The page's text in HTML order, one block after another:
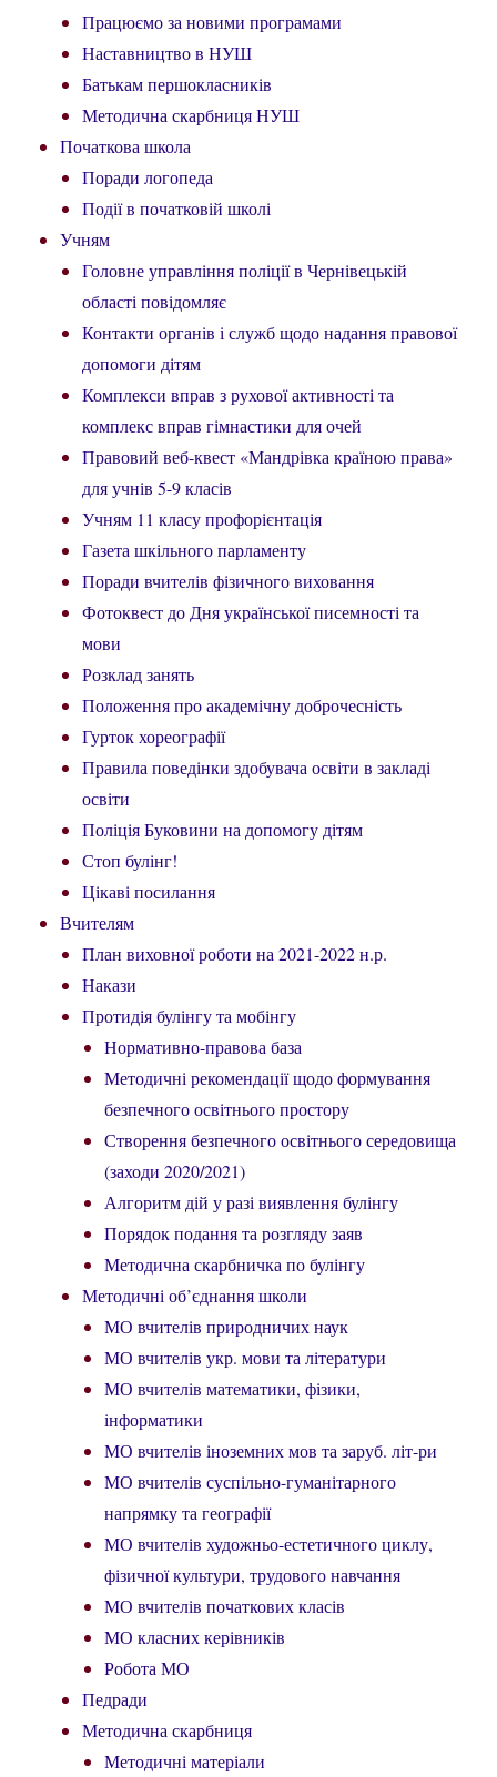
Працюємо за новими програмами
Наставництво в НУШ
Батькам першокласників
Методична скарбниця НУШ
Початкова школа
Поради логопеда
Події в початковій школі
Учням
Головне управління поліції в Чернівецькій
області повідомляє
Контакти органів і служб щодо надання правової
допомоги дітям
Комплекси вправ з рухової активності та
комплекс вправ гімнастики для очей
Правовий веб-квест «Мандрівка країною права»
для учнів 5-9 класів
Учням 11 класу профорієнтація
Газета шкільного парламенту
Поради вчителів фізичного виховання
Фотоквест до Дня української писемності та
мови
Розклад занять
Положення про академічну доброчесність
Гурток хореографії
Правила поведінки здобувача освіти в закладі
освіти
Поліція Буковини на допомогу дітям
Стоп булінг!
Цікаві посилання
Вчителям
План виховної роботи на 2021-2022 н.р.
Накази
Протидія булінгу та мобінгу
Нормативно-правова база
Методичні рекомендації щодо формування
безпечного освітнього простору
Створення безпечного освітнього середовища
(заходи 2020/2021)
Алгоритм дій у разі виявлення булінгу
Порядок подання та розгляду заяв
Методична скарбничка по булінгу
Методичні об’єднання школи
МО вчителів природничих наук
МО вчителів укр. мови та літератури
МО вчителів математики, фізики,
інформатики
МО вчителів іноземних мов та заруб. літ-ри
МО вчителів суспільно-гуманітарного
напрямку та географії
МО вчителів художньо-естетичного циклу,
фізичної культури, трудового навчання
МО вчителів початкових класів
МО класних керівників
Робота МО
Педради
Методична скарбниця
Методичні матеріали